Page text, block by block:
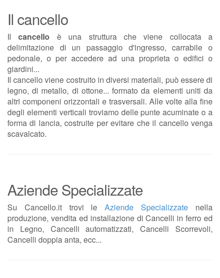
Il cancello
Ilcancello è una struttura che viene collocata a
delimitazione di un passaggio d'ingresso, carrabile o
pedonale, o per accedere ad una proprieta o edifici o
giardini...
Il cancello viene costruito in diversi materiali, può essere di
legno, di metallo, di ottone... formato da elementi uniti da
altri componeni orizzontali e trasversali. Alle volte alla fine
degli elementi verticali troviamo delle punte acuminate o a
forma di lancia, costruite per evitare che il cancello venga
scavalcato.
Aziende Specializzate
Su Cancello.it trovi leAziende Specializzate nella
produzione, vendita ed installazione di Cancelli in ferro ed
in Legno, Cancelli automatizzati, Cancelli Scorrevoli,
Cancelli doppia anta, ecc...